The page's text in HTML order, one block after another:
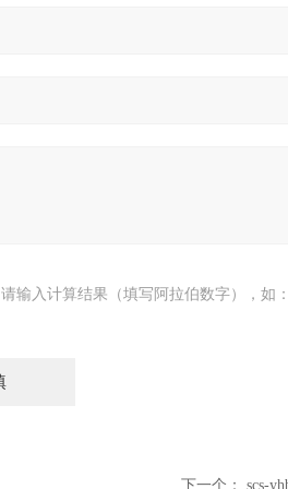
请输入计算结果（填写阿拉伯数字），如
下一个： scs-